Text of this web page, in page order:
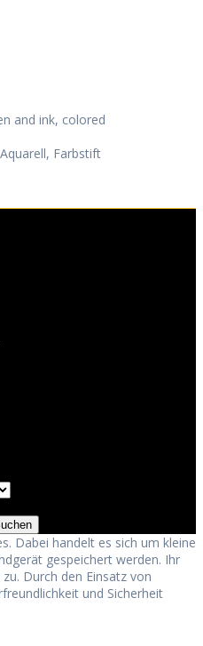
and ink, colored
Farbstift
Dabei handelt es sich um kleine
gespeichert werden. Ihr
Durch den Einsatz von
und Sicherheit